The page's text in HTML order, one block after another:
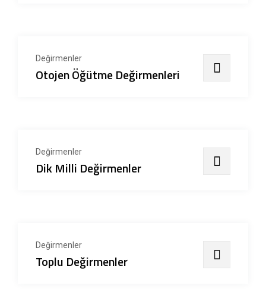
Değirmenler
Otojen Öğütme Değirmenleri
Değirmenler
Dik Milli Değirmenler
Değirmenler
Toplu Değirmenler